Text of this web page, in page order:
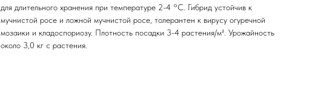
для длительного хранения при температуре 2-4 °C. Гибрид устойчив к
мучнистой росе и ложной мучнистой росе, толерантен к вирусу огуречной
мозаики и кладоспориозу. Плотность посадки 3-4 растения/м². Урожайность
около 3,0 кг с растения.